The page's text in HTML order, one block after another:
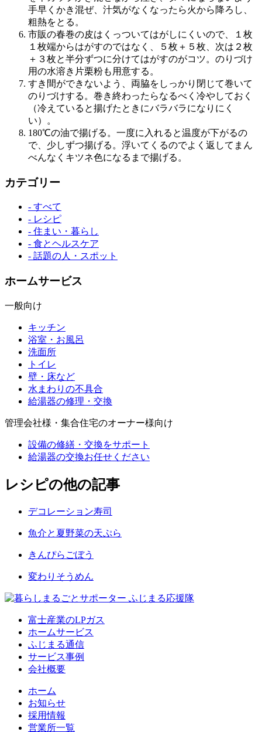
手早くかき混ぜ、汁気がなくなったら火から降ろし、
粗熱をとる。
市販の春巻の皮はくっついてはがしにくいので、１枚
１枚端からはがすのではなく、５枚＋５枚、次は２枚
＋３枚と半分ずつに分けてはがすのがコツ。のりづけ
用の水溶き片栗粉も用意する。
すき間ができないよう、両脇をしっかり閉じて巻いて
のりづけする。巻き終わったらなるべく冷やしておく
（冷えていると揚げたときにバラバラになりにく
い）。
180℃の油で揚げる。一度に入れると温度が下がるの
で、少しずつ揚げる。浮いてくるのでよく返してまん
べんなくキツネ色になるまで揚げる。
カテゴリー
- すべて
- レシピ
- 住まい・暮らし
- 食とヘルスケア
- 話題の人・スポット
ホームサービス
一般向け
キッチン
浴室・お風呂
洗面所
トイレ
壁・床など
水まわりの不具合
給湯器の修理・交換
管理会社様・集合住宅のオーナー様向け
設備の修繕・交換をサポート
給湯器の交換お任せください
レシピの他の記事
デコレーション寿司
魚介と夏野菜の天ぷら
きんぴらごぼう
変わりそうめん
富士産業のLPガス
ホームサービス
ふじまる通信
サービス事例
会社概要
ホーム
お知らせ
採用情報
営業所一覧